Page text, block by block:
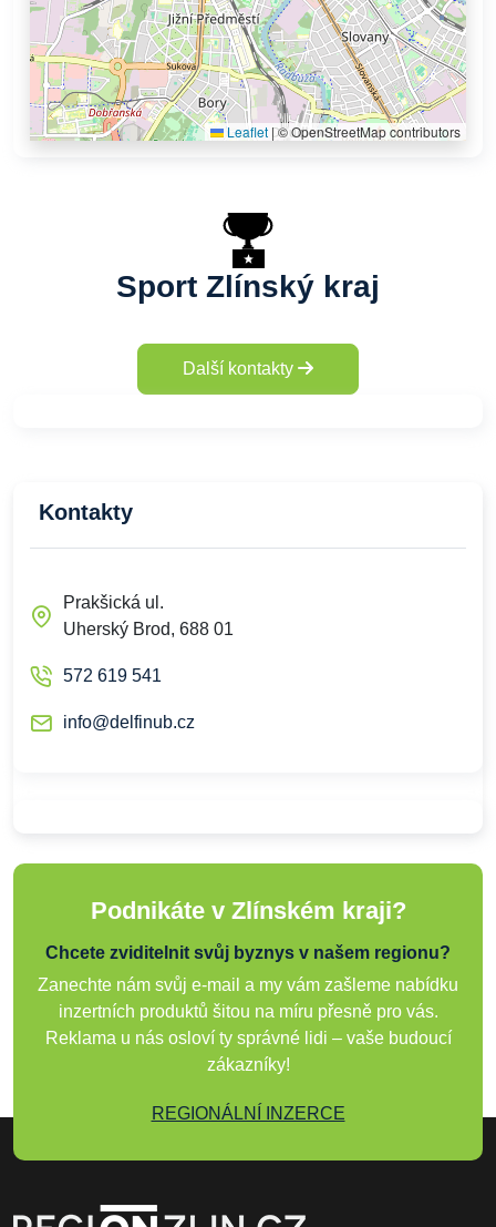
Leaflet |© OpenStreetMap contributors
Sport Zlínský kraj
Další kontakty
Kontakty
Prakšická ul.
Uherský Brod, 688 01
572 619 541
info@delfinub.cz
Podnikáte v Zlínském kraji?
Chcete zviditelnit svůj byznys v našem regionu?
Zanechte nám svůj e-mail a my vám zašleme nabídku
inzertních produktů šitou na míru přesně pro vás.
Reklama u nás osloví ty správné lidi – vaše budoucí
zákazníky!
REGIONÁLNÍ INZERCE